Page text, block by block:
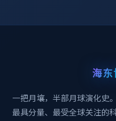
海东
一把月壤，半部月球演化史
最具分量、最受全球关注的